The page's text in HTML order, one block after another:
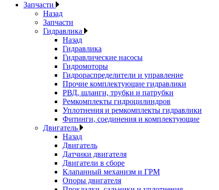
Запчасти
Назад
Запчасти
Гидравлика
Назад
Гидравлика
Гидравлические насосы
Гидромоторы
Гидрораспределители и управление
Прочие комплектующие гидравлики
РВД, шланги, трубки и патрубки
Ремкомплекты гидроцилиндров
Уплотнения и ремкомплекты гидравлики
Фитинги, соединения и комплектующие
Двигатель
Назад
Двигатель
Датчики двигателя
Двигатели в сборе
Клапанный механизм и ГРМ
Опоры двигателя